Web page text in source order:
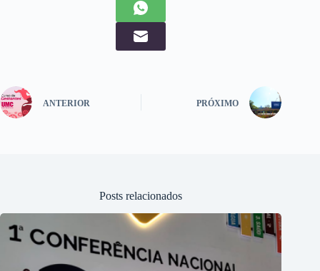
ANTERIOR PRÓXIMO
Posts relacionados